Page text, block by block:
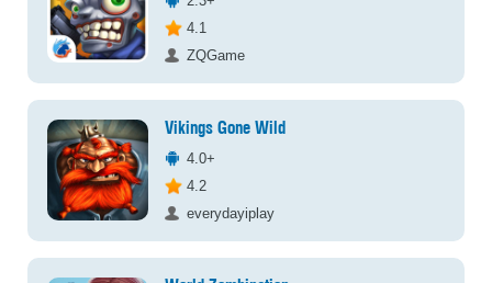
4.1
ZQGame
Vikings Gone Wild
4.0+
4.2
everydayiplay